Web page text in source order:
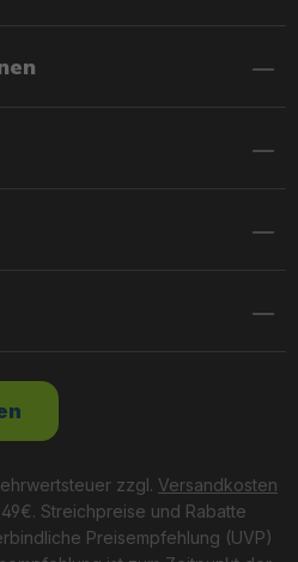
zzgl. Versandkosten
Streichpreise und Rabatte
Preisempfehlung (UVP)